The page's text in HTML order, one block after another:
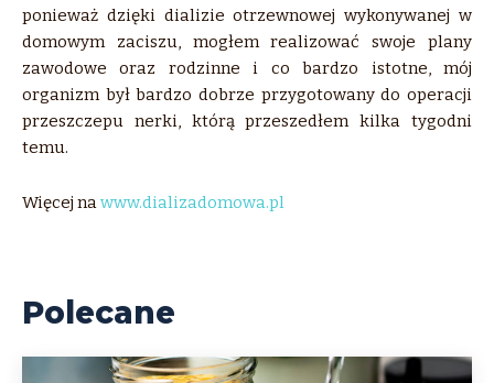
ponieważ dzięki dializie otrzewnowej wykonywanej w
domowym zaciszu, mogłem realizować swoje plany
zawodowe oraz rodzinne i co bardzo istotne, mój
organizm był bardzo dobrze przygotowany do operacji
przeszczepu nerki, którą przeszedłem kilka tygodni
temu.
Więcej nawww.dializadomowa.pl
Polecane